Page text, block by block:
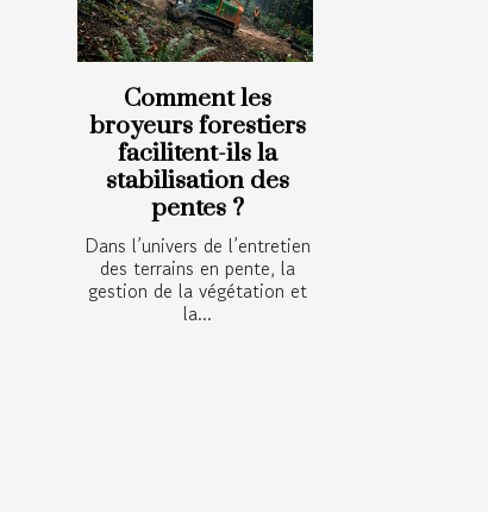
Comment les
broyeurs forestiers
facilitent-ils la
stabilisation des
pentes ?
Dans l’univers de l’entretien
des terrains en pente, la
gestion de la végétation et
la...